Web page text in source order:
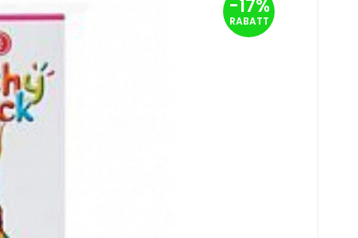
-17%
RABATT
napraforgó 2db Arany
természetes összetevőkből, vitaminokkal